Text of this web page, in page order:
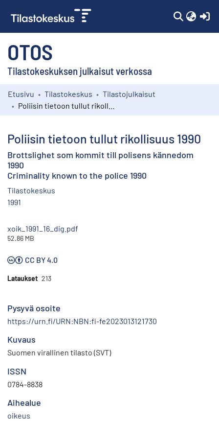
OTOS
Tilastokeskuksen julkaisut verkossa
Kokoelmat
Etusivu Tilastokeskus
Tilastojulkaisut
Poliisin tietoon tullut rikollisuus 1990
Brottslighet som kommit till polisens kännedom
1990
Criminality known to the police 1990
Tilastokeskus
1991
xoik_1991_16_dig.pdf
52.86 MB
CC BY 4.0
Lataukset 213
Pysyvä osoite
https://urn.fi/URN:NBN:fi-fe2023013121730
Kuvaus
Suomen virallinen tilasto (SVT)
ISSN
0784-8838
Aihealue
oikeus